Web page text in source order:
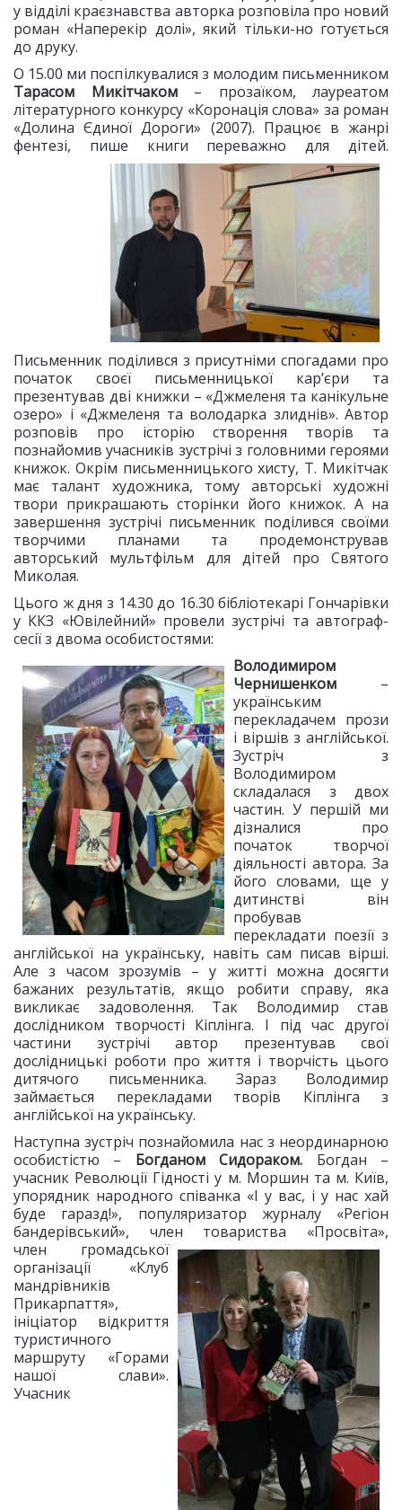
у відділі краєзнавства авторка розповіла про новий
роман «Наперекір долі», який тільки-но готується
до друку.
О 15.00 ми поспілкувалися з молодим письменником
Тарасом Микітчаком– прозаїком, лауреатом
літературного конкурсу «Коронація слова» за роман
«Долина Єдиної Дороги» (2007). Працює в жанрі
фентезі, пише книги переважно для дітей.
Письменник поділився з присутніми спогадами про
початок своєї письменницької кар’єри та
презентував дві книжки – «Джмеленя та канікульне
озеро» і «Джмеленя та володарка злиднів». Автор
розповів про історію створення творів та
познайомив учасників зустрічі з головними героями
книжок. Окрім письменницького хисту, Т. Микітчак
має талант художника, тому авторські художні
твори прикрашають сторінки його книжок. А на
завершення зустрічі письменник поділився своїми
творчими планами та продемонстрував
авторський мультфільм для дітей про Святого
Миколая.
Цього ж дня з 14.30 до 16.30 бібліотекарі Гончарівки
у ККЗ «Ювілейний» провели зустрічі та автограф-
сесії з двома особистостями:
Володимиром
Чернишенком –
українським
перекладачем прози
і віршів з англійської.
Зустріч з
Володимиром
складалася з двох
частин. У першій ми
дізналися про
початок творчої
діяльності автора. За
його словами, ще у
дитинстві він
пробував
перекладати поезії з
англійської на українську, навіть сам писав вірші.
Але з часом зрозумів – у житті можна досягти
бажаних результатів, якщо робити справу, яка
викликає задоволення. Так Володимир став
дослідником творчості Кіплінга. І під час другої
частини зустрічі автор презентував свої
дослідницькі роботи про життя і творчість цього
дитячого письменника. Зараз Володимир
займається перекладами творів Кіплінга з
англійської на українську.
Наступна зустріч познайомила нас з неординарною
особистістю – Богданом Сидораком. Богдан –
учасник Революції Гідності у м. Моршин та м. Київ,
упорядник народного співанка «І у вас, і у нас хай
буде гаразд!», популяризатор журналу «Регіон
бандерівський», член товариства «Просвіта»,
член громадської
організації «Клуб
мандрівників
Прикарпаття»,
ініціатор відкриття
туристичного
маршруту «Горами
нашої слави».
Учасник